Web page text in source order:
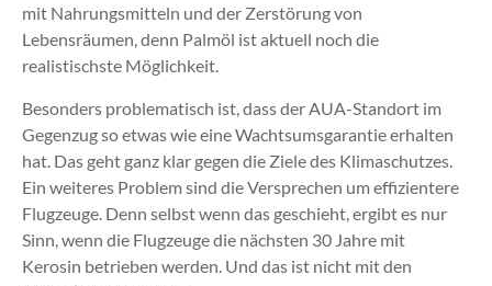
mit Nahrungsmitteln und der Zerstörung von
Lebensräumen, denn Palmöl ist aktuell noch die
realistischste Möglichkeit.
Besonders problematisch ist, dass der AUA-Standort im
Gegenzug so etwas wie eine Wachtsumsgarantie erhalten
hat. Das geht ganz klar gegen die Ziele des Klimaschutzes.
Ein weiteres Problem sind die Versprechen um effizientere
Flugzeuge. Denn selbst wenn das geschieht, ergibt es nur
Sinn, wenn die Flugzeuge die nächsten 30 Jahre mit
Kerosin betrieben werden. Und das ist nicht mit den